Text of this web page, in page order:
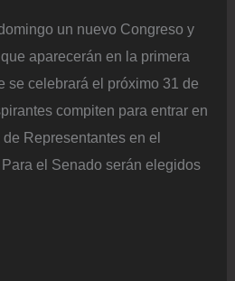
un nuevo Congreso y
aparecerán en la primera
se celebrará el próximo 31 de
compiten para entrar en
Representantes en el
el Senado serán elegidos